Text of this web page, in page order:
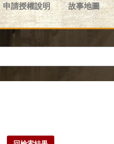
申請授權說明 故事地圖